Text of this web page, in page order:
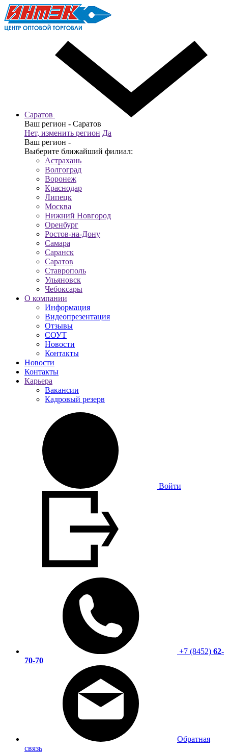
Саратов
Ваш регион - Саратов
Нет, изменить регион Да
Ваш регион -
Выберите ближайший филиал:
Астрахань
Волгоград
Воронеж
Краснодар
Липецк
Москва
Нижний Новгород
Оренбург
Ростов-на-Дону
Самара
Саранск
Саратов
Ставрополь
Ульяновск
Чебоксары
О компании
Информация
Видеопрезентация
Отзывы
СОУТ
Новости
Контакты
Новости
Контакты
Карьера
Вакансии
Кадровый резерв
Войти
+7 (8452) 62-
70-70
Обратная
связь